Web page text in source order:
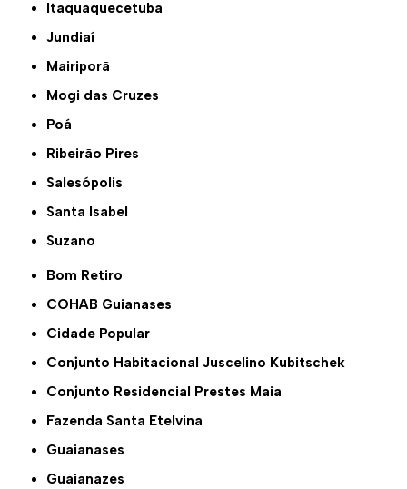
Itaquaquecetuba
Jundiaí
Mairiporã
Mogi das Cruzes
Poá
Ribeirão Pires
Salesópolis
Santa Isabel
Suzano
Bom Retiro
COHAB Guianases
Cidade Popular
Conjunto Habitacional Juscelino Kubitschek
Conjunto Residencial Prestes Maia
Fazenda Santa Etelvina
Guaianases
Guaianazes